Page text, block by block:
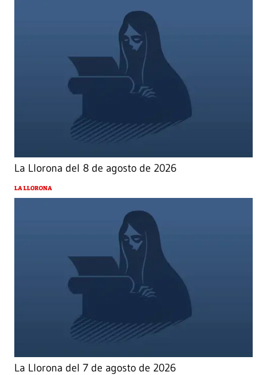
La Llorona del 8 de agosto de 2026
LA LLORONA
La Llorona del 7 de agosto de 2026